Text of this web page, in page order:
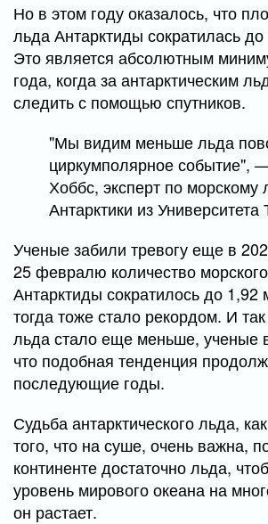
Но в этом году оказалось, что
льда Антарктиды сократилась
Это является абсолютным
года, когда за антарктическим
следить с помощью спутников.
"Мы видим меньше льда
циркумполярное событие",
Хоббс, эксперт по морскому
Антарктики из
Ученые забили тревогу еще в
25 февралю количество
Антарктиды сократилось до 1,92
тогда тоже стало рекордом. И
льда стало еще меньше, ученые
что подобная тенденция
последующие годы.
Судьба антарктического льда,
того, что на суше, очень важна,
континенте достаточно льда,
уровень мирового океана на
он растает.